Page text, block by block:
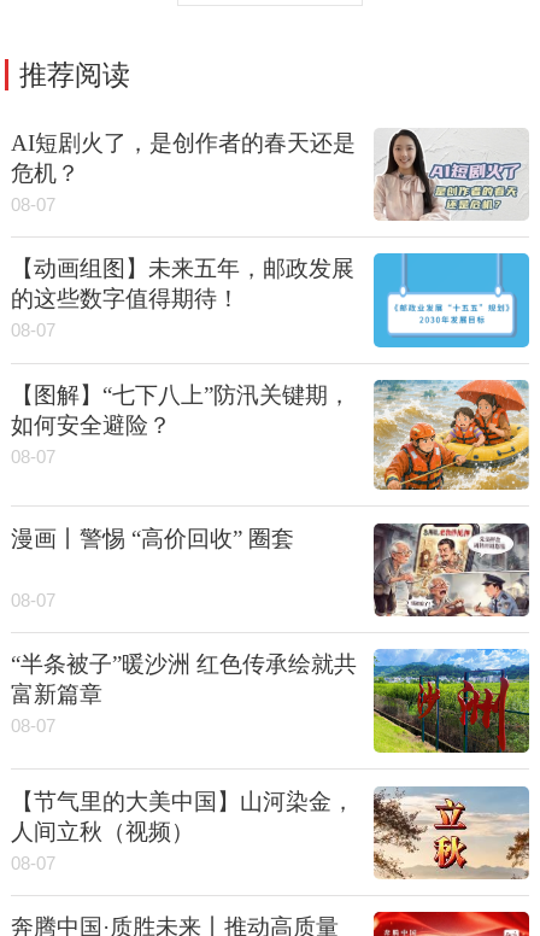
推荐阅读
AI短剧火了，是创作者的春天还是
危机？
08-07
【动画组图】未来五年，邮政发展
的这些数字值得期待！
08-07
【图解】“七下八上”防汛关键期，
如何安全避险？
08-07
漫画丨警惕 “高价回收” 圈套
08-07
“半条被子”暖沙洲 红色传承绘就共
富新篇章
08-07
【节气里的大美中国】山河染金，
人间立秋（视频）
08-07
奔腾中国·质胜未来丨推动高质量